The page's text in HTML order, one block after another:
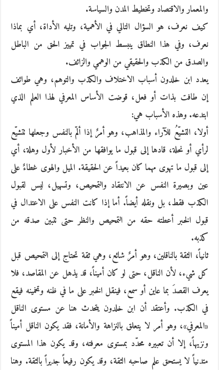
والمعمار والاقتصاد وتخطيط المدن والسياسة.
كيف نعرف، هو السؤال التالي في الأهمية، وتليه الأداة، أي بماذا
نعرف، وفي هذا النطاق ينبسط الجواب في تمييز الحق من الباطل
والصدق من الكذب والحقيقي من الوهمي والزائف.
يعدد ابن خلدون أسباب الاختلاف والكذب والتوهم، وهي طوائف
إن طافت بذات أو فعل، قوضت الأساس المعرفي لهذا العلم الذي
ابتدعه. وهذه الأسباب هي:
أولا، التشيّعُ للآراء والمذاهب، وهو أمرٌ إذا ألمّ بالنفس وجعلها تتشيّع
لرأي أو نحلة، قادها إلى قبول ما يوافقها من الأخبار لأول وهلة، أي
إلى قبول ما تهوى مهما كان بعيداً عن الحقيقة. الميل والهوى غطاءٌ على
عين وبصيرة النفس عن الانتقاد والتمحيص، وتسهيل، ليس لقبول
الكذب فقط، بل ونقله أيضاً. أما إذا كانت النفس على الاعتدال في
قبول الخبر أعطته حقه من التمحيص والنظر حتى تتبين صدقه من
كذبه.
ثانياً، الثقة بالناقلين، وهو أمرٌ شائع، وهي ثقة تحتاج إلى التمحيص قبل
كل شيء، لأن الناقل، حتى لو كان أميناً، قد يذهل عن المقاصد، فلا
يعرف القصدَ بما عاين أو سمع، فينقل الخبر على ما في ظنه وتخمينه فيقع
في الكذب. وأعتقد أن ابن خلدون يتحدث هنا عن مستوى الناقل
«المعرفي»، وهو أمر لا يتعلق بالنزاهة والأمانة، فقد يكون الناقل أميناً
ونزيهاً، إلا أن تعبيره محدّد بمستوى معرفته، وقد يكون هذا المستوى
متدنياً لا يستحق علم صاحبه الثقة، وقد يكون رفيعاً جديراً بالثقة. وهنا